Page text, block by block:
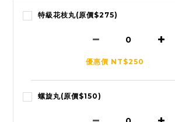
特級花枝丸(原價$275)
優惠價 NT$250
螺旋丸(原價$150)